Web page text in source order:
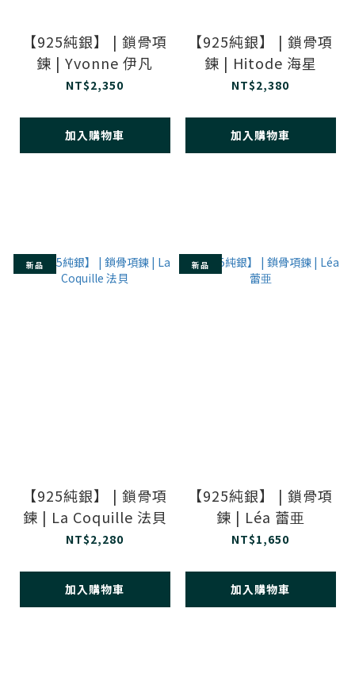
【925純銀】 | 鎖骨項
鍊 | Yvonne 伊凡
NT$2,350
加入購物車
【925純銀】 | 鎖骨項
鍊 | Hitode 海星
NT$2,380
加入購物車
新品
【925純銀】 | 鎖骨項
鍊 | La Coquille 法貝
NT$2,280
加入購物車
新品
【925純銀】 | 鎖骨項
鍊 | Léa 蕾亜
NT$1,650
加入購物車